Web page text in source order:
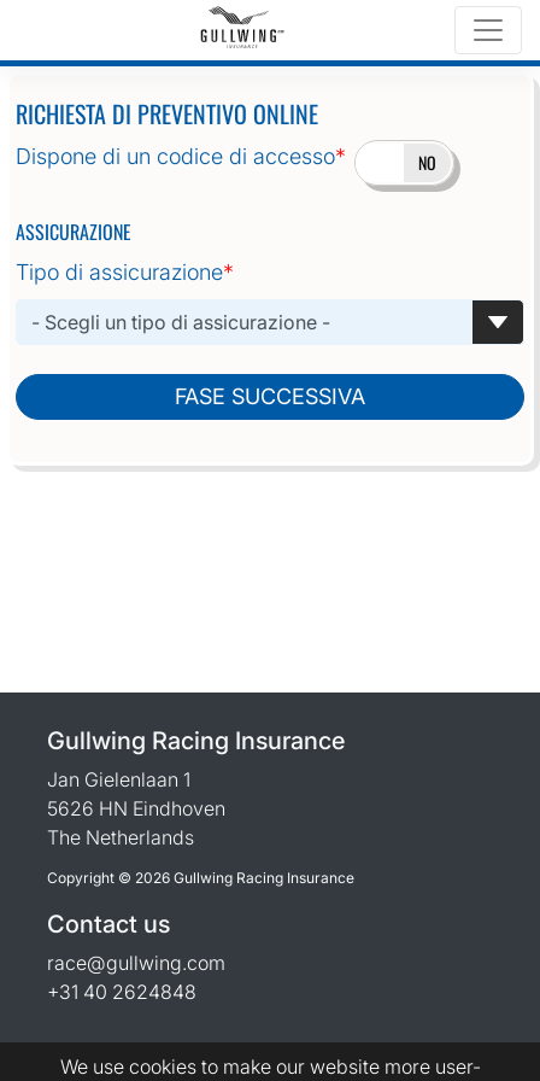
Richiesta di preventivo online
RICHIESTA DI PREVENTIVO ONLINE
Dispone di un codice di accesso*
SÌ NO
ASSICURAZIONE
Tipo di assicurazione*
FASE SUCCESSIVA
Gullwing Racing Insurance
Jan Gielenlaan 1
5626 HN Eindhoven
The Netherlands
Copyright © 2026 Gullwing Racing Insurance
Contact us
race@gullwing.com
+31 40 2624848
We use cookies to make our website more user-